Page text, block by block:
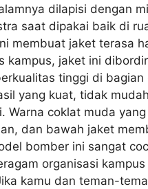
dilapisi dengan
saat dipakai baik di
membuat jaket terasa
kampus, jaket ini
tinggi di
yang kuat, tidak
coklat muda
dan bawah jaket
bomber ini sangat
organisasi
kamu dan teman-